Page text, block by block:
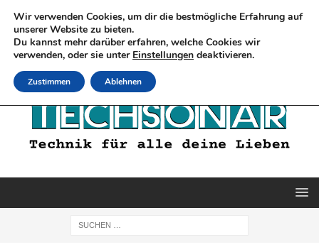
Wir verwenden Cookies, um dir die bestmögliche Erfahrung auf
unserer Website zu bieten.
Du kannst mehr darüber erfahren, welche Cookies wir
verwenden, oder sie unter Einstellungen deaktivieren.
Zustimmen Ablehnen